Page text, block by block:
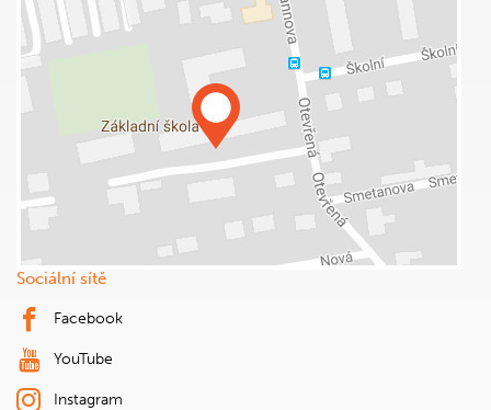
Sociální sítě
Facebook
YouTube
Instagram